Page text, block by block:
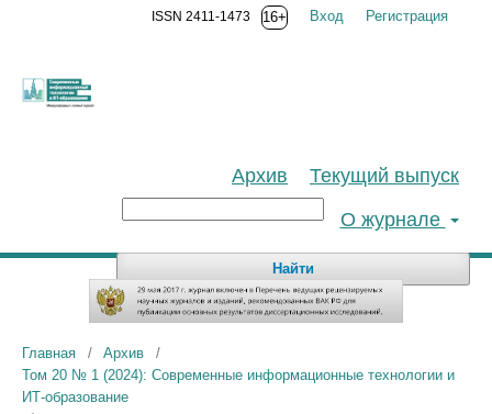
Текущий выпуск
Архив
О журнале
Найти
Регистрация
Вход
ISSN 2411-1473 16+
Главная / Архив
/
Том 20 № 1 (2024): Современные информационные технологии и
ИТ-образование